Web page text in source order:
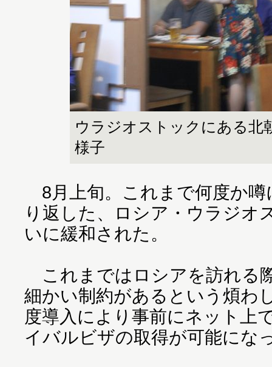
ウラジオストックにある北
様子
8月上旬。これまで何度か噂
り返した、ロシア・ウラジオ
いに緩和された。
これまではロシアを訪れる
細かい制約があるという煩わ
度導入により事前にネット上
イバルビザの取得が可能にな